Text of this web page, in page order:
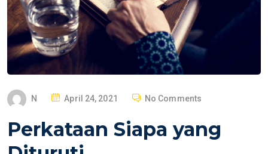
N
P
S
April 24, 2021 No Comments
Perkataan Siapa yang